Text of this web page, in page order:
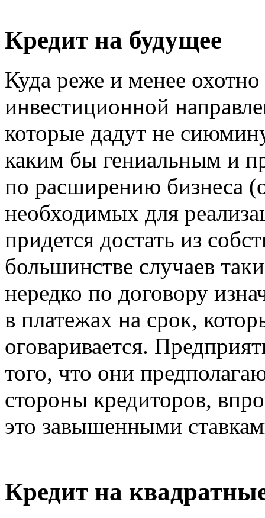
Кредит на будущее
Куда реже и менее
инвестиционной
которые дадут не
каким бы гениальным и
по расширению бизнеса
необходимых для
придется достать из
большинстве случаев
нередко по договору
в платежах на срок,
оговаривается.
того, что они
стороны кредиторов,
это завышенными
Кредит на